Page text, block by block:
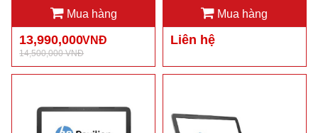
Mua hàng
13,990,000VNĐ
14,500,000 VNĐ
Mua hàng
Liên hệ